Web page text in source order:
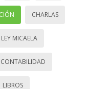
CHARLAS
LEY MICAELA
CONTABILIDAD
LIBROS